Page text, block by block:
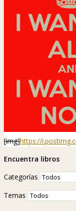
[img]https://
Encuentra libros
Categorías
Temas